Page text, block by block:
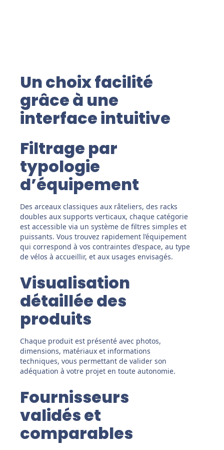
Un choix facilité
grâce à une
interface intuitive
Filtrage par
typologie
d’équipement
Des arceaux classiques aux râteliers, des racks
doubles aux supports verticaux, chaque catégorie
est accessible via un système de filtres simples et
puissants. Vous trouvez rapidement l’équipement
qui correspond à vos contraintes d’espace, au type
de vélos à accueillir, et aux usages envisagés.
Visualisation
détaillée des
produits
Chaque produit est présenté avec photos,
dimensions, matériaux et informations
techniques, vous permettant de valider son
adéquation à votre projet en toute autonomie.
Fournisseurs
validés et
comparables